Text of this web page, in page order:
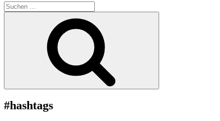
Suche
nach:
#hashtags